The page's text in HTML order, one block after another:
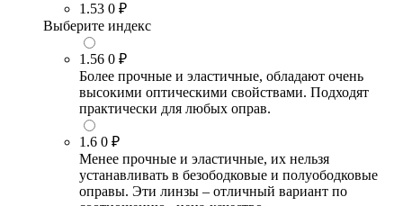
1.53 0 ₽
Выберите индекс
1.56 0 ₽
Более прочные и эластичные, обладают очень
высокими оптическими свойствами. Подходят
практически для любых оправ.
1.6 0 ₽
Менее прочные и эластичные, их нельзя
устанавливать в безободковые и полуободковые
оправы. Эти линзы – отличный вариант по